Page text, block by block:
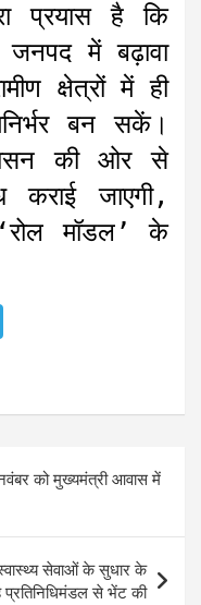
प्रयास है कि
में बढ़ावा
क्षेत्रों में ही
बन सकें।
की ओर से
कराई जाएगी,
मॉडल’ के
e
g
r
a
m
को मुख्यमंत्री आवास में
सेवाओं के सुधार के
से भेंट की